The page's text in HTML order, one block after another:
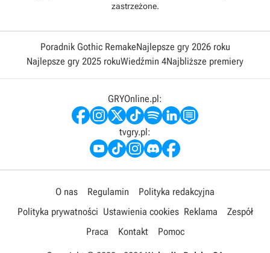
zastrzeżone.
Poradnik Gothic RemakeNajlepsze gry 2026 roku
Najlepsze gry 2025 rokuWiedźmin 4Najbliższe premiery
GRYOnline.pl:
tvgry.pl:
O nas Regulamin
Polityka redakcyjna
Polityka prywatności Ustawienia cookies Reklama
Zespół
Praca
Kontakt Pomoc